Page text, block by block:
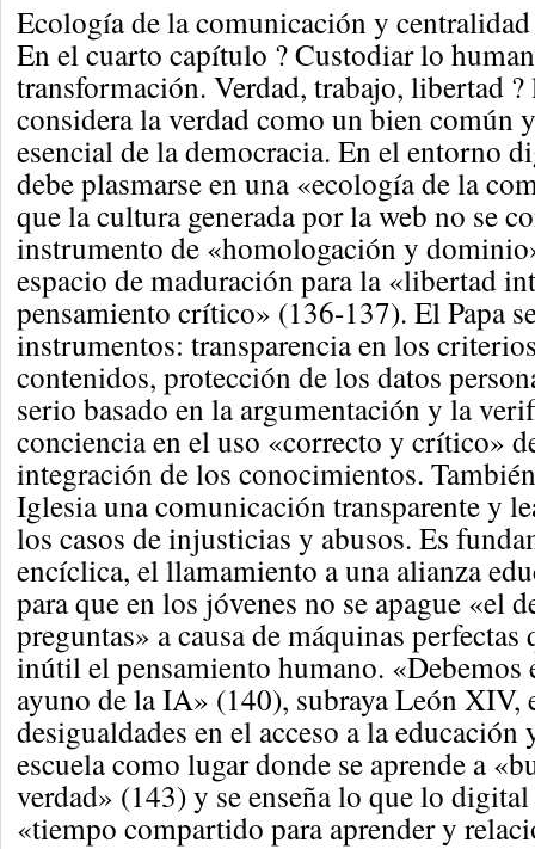
Ecología de la comunicación y centralidad
En el cuarto capítulo ? Custodiar lo
transformación. Verdad, trabajo, libertad
considera la verdad como un bien común
esencial de la democracia. En el entorno
debe plasmarse en una «ecología de la
que la cultura generada por la web no se
instrumento de «homologación y
espacio de maduración para la «libertad
pensamiento crítico» (136-137). El Papa
instrumentos: transparencia en los
contenidos, protección de los datos
serio basado en la argumentación y la
conciencia en el uso «correcto y crítico»
integración de los conocimientos.
Iglesia una comunicación transparente y
los casos de injusticias y abusos. Es
encíclica, el llamamiento a una alianza
para que en los jóvenes no se apague «el
preguntas» a causa de máquinas perfectas
inútil el pensamiento humano. «Debemos
ayuno de la IA» (140), subraya León XIV,
desigualdades en el acceso a la
escuela como lugar donde se aprende a
verdad» (143) y se enseña lo que lo
«tiempo compartido para aprender y